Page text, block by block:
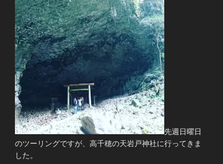
先週日曜日
のツーリングですが、高千穂の天岩戸神社に行ってきま
した。